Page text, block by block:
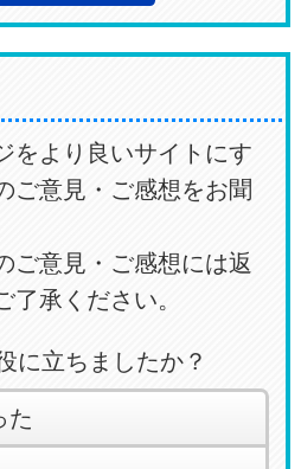
をより良いサイトにす
ご意見・ご感想をお聞
ご意見・ご感想には返
了承ください。
に立ちましたか？
た